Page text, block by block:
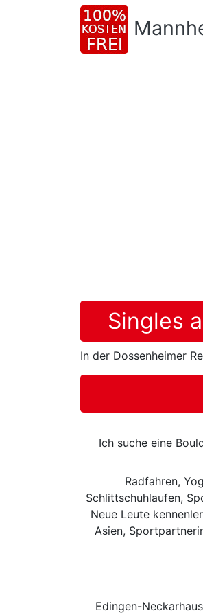
Singles
In der Dossenheimer
Ich suche eine
Radfahren,
Schlittschuhlaufen,
Neue Leute
Asien,
Edingen-